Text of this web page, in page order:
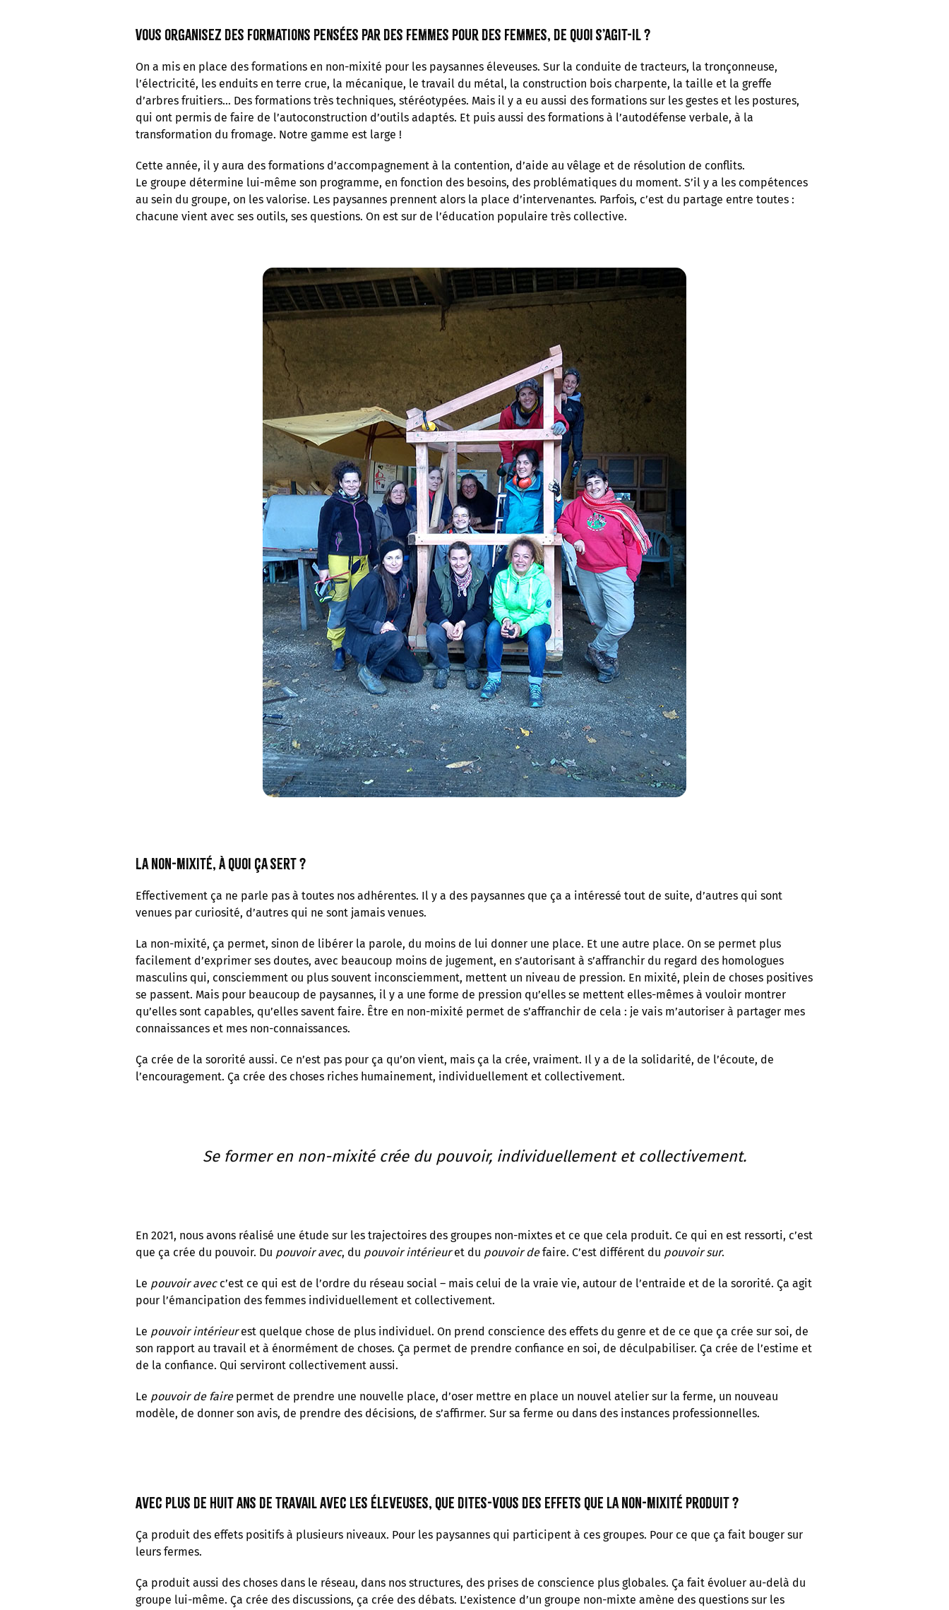
Vous organisez des formations pensées par des femmes pour des femmes, de quoi s’agit-il ?
On a mis en place des formations en non-mixité pour les paysannes éleveuses. Sur la conduite de tracteurs, la tronçonneuse,
l’électricité, les enduits en terre crue, la mécanique, le travail du métal, la construction bois charpente, la taille et la greffe
d’arbres fruitiers… Des formations très techniques, stéréotypées. Mais il y a eu aussi des formations sur les gestes et les postures,
qui ont permis de faire de l’autoconstruction d’outils adaptés. Et puis aussi des formations à l’autodéfense verbale, à la
transformation du fromage. Notre gamme est large !
Cette année, il y aura des formations d’accompagnement à la contention, d’aide au vêlage et de résolution de conflits.
Le groupe détermine lui-même son programme, en fonction des besoins, des problématiques du moment. S’il y a les compétences
au sein du groupe, on les valorise. Les paysannes prennent alors la place d’intervenantes. Parfois, c’est du partage entre toutes :
chacune vient avec ses outils, ses questions. On est sur de l’éducation populaire très collective.
La non-mixité, à quoi ça sert ?
Effectivement ça ne parle pas à toutes nos adhérentes. Il y a des paysannes que ça a intéressé tout de suite, d’autres qui sont
venues par curiosité, d’autres qui ne sont jamais venues.
La non-mixité, ça permet, sinon de libérer la parole, du moins de lui donner une place. Et une autre place. On se permet plus
facilement d’exprimer ses doutes, avec beaucoup moins de jugement, en s’autorisant à s’affranchir du regard des homologues
masculins qui, consciemment ou plus souvent inconsciemment, mettent un niveau de pression. En mixité, plein de choses positives
se passent. Mais pour beaucoup de paysannes, il y a une forme de pression qu’elles se mettent elles-mêmes à vouloir montrer
qu’elles sont capables, qu’elles savent faire. Être en non-mixité permet de s’affranchir de cela : je vais m’autoriser à partager mes
connaissances et mes non-connaissances.
Ça crée de la sororité aussi. Ce n’est pas pour ça qu’on vient, mais ça la crée, vraiment. Il y a de la solidarité, de l’écoute, de
l’encouragement. Ça crée des choses riches humainement, individuellement et collectivement.
Se former en non-mixité crée du pouvoir, individuellement et collectivement.
En 2021, nous avons réalisé une étude sur les trajectoires des groupes non-mixtes et ce que cela produit. Ce qui en est ressorti, c’est
que ça crée du pouvoir. Du pouvoir avec, du pouvoir intérieuret du pouvoir defaire. C’est différent du pouvoir sur.
Le pouvoir avecc’est ce qui est de l’ordre du réseau social – mais celui de la vraie vie, autour de l’entraide et de la sororité. Ça agit
pour l’émancipation des femmes individuellement et collectivement.
Le pouvoir intérieurest quelque chose de plus individuel. On prend conscience des effets du genre et de ce que ça crée sur soi, de
son rapport au travail et à énormément de choses. Ça permet de prendre confiance en soi, de déculpabiliser. Ça crée de l’estime et
de la confiance. Qui serviront collectivement aussi.
Le pouvoir de fairepermet de prendre une nouvelle place, d’oser mettre en place un nouvel atelier sur la ferme, un nouveau
modèle, de donner son avis, de prendre des décisions, de s’affirmer. Sur sa ferme ou dans des instances professionnelles.
Avec plus de huit ans de travail avec les éleveuses, que dites-vous des effets que la non-mixité produit ?
Ça produit des effets positifs à plusieurs niveaux. Pour les paysannes qui participent à ces groupes. Pour ce que ça fait bouger sur
leurs fermes.
Ça produit aussi des choses dans le réseau, dans nos structures, des prises de conscience plus globales. Ça fait évoluer au-delà du
groupe lui-même. Ça crée des discussions, ça crée des débats. L’existence d’un groupe non-mixte amène des questions sur les